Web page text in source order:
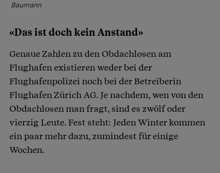
Baumann
«Das ist doch kein Anstand»
Genaue Zahlen zu den Obdachlosen am
Flughafen existieren weder bei der
Flughafenpolizei noch bei der Betreiberin
Flughafen Zürich AG. Je nachdem, wen von den
Obdachlosen man fragt, sind es zwölf oder
vierzig Leute. Fest steht: Jeden Winter kommen
ein paar mehr dazu, zumindest für einige
Wochen.